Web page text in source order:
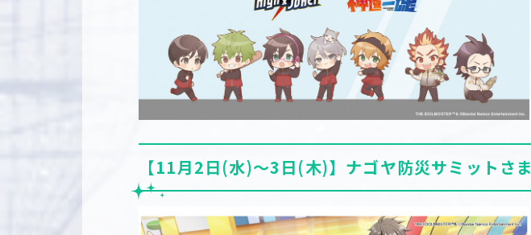
【11月2日(水)～3日(木)】ナゴヤ防災サミットさま